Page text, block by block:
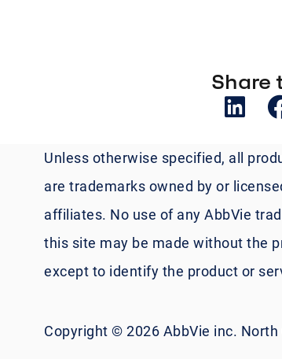
Share
Unless otherwise specified, all
are trademarks owned by or
affiliates. No use of any AbbVie
this site may be made without the
except to identify the product or
Copyright © 2026 AbbVie inc. North